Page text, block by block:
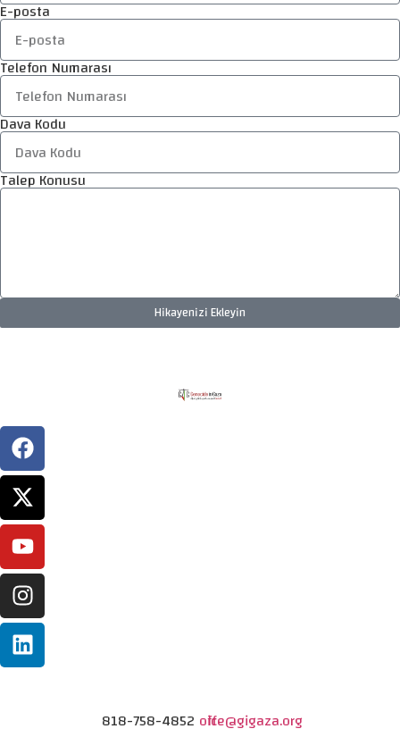
E-posta
Telefon Numarası
Dava Kodu
Talep Konusu
Hikayenizi Ekleyin
818-758-4852 office@gigaza.org